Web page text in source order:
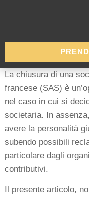
La chiusura di una
francese (SAS) è
nel caso in cui si
societaria. In
avere la personalità
subendo possibili
particolare dagli
contributivi.
Il presente articolo,